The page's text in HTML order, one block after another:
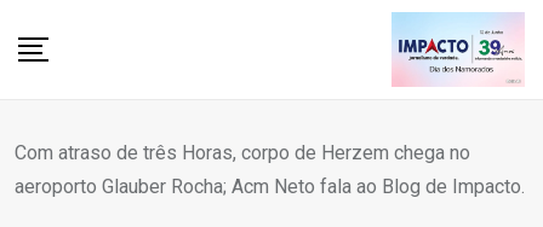
Com atraso de três Horas, corpo de Herzem chega no
aeroporto Glauber Rocha; Acm Neto fala ao Blog de Impacto.